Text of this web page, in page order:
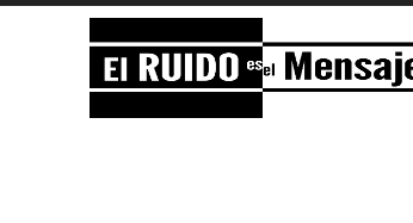
El RUIDO es el Mensaje